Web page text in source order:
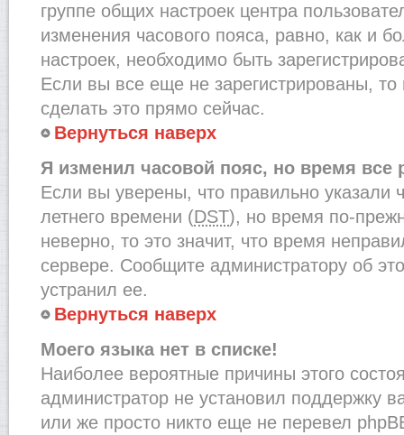
группе общих настроек центра
изменения часового пояса, равно, как и
настроек, необходимо быть
Если вы все еще не зарегистрированы,
сделать это прямо сейчас.
Вернуться наверх
Я изменил часовой пояс, но время все
Если вы уверены, что правильно указали
летнего времени (DST), но время по-
неверно, то это значит, что время
сервере. Сообщите администратору об
устранил ее.
Вернуться наверх
Моего языка нет в списке!
Наиболее вероятные причины этого
администратор не установил поддержку
или же просто никто еще не перевел